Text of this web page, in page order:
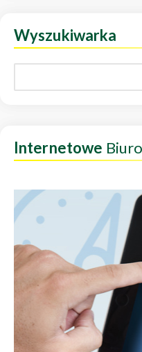
Wyszukiwarka
Internetowe